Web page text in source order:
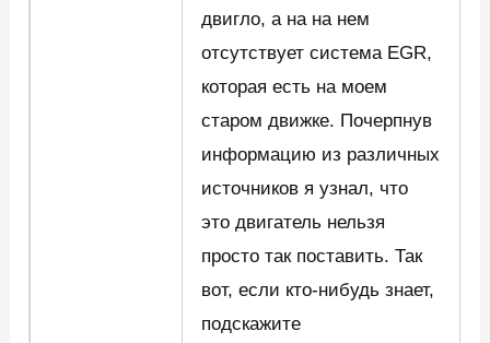
двигло, а на на нем
отсутствует система EGR,
которая есть на моем
старом движке. Почерпнув
информацию из различных
источников я узнал, что
это двигатель нельзя
просто так поставить. Так
вот, если кто-нибудь знает,
подскажите